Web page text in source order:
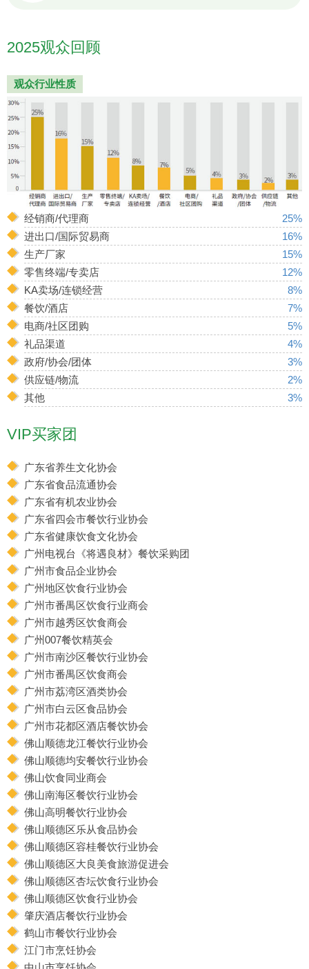
2025观众回顾
观众行业性质
经销商/代理商
25%
进出口/国际贸易商
16%
生产厂家
15%
零售终端/专卖店
12%
KA卖场/连锁经营
8%
餐饮/酒店
7%
电商/社区团购
5%
礼品渠道
4%
政府/协会/团体
3%
供应链/物流
2%
其他
3%
VIP买家团
广东省养生文化协会
广东省食品流通协会
广东省有机农业协会
广东省四会市餐饮行业协会
广东省健康饮食文化协会
广州电视台《将遇良材》餐饮采购团
广州市食品企业协会
广州地区饮食行业协会
广州市番禺区饮食行业商会
广州市越秀区饮食商会
广州007餐饮精英会
广州市南沙区餐饮行业协会
广州市番禺区饮食商会
广州市荔湾区酒类协会
广州市白云区食品协会
广州市花都区酒店餐饮协会
佛山顺德龙江餐饮行业协会
佛山顺德均安餐饮行业协会
佛山饮食同业商会
佛山南海区餐饮行业协会
佛山高明餐饮行业协会
佛山顺德区乐从食品协会
佛山顺德区容桂餐饮行业协会
佛山顺德区大良美食旅游促进会
佛山顺德区杏坛饮食行业协会
佛山顺德区饮食行业协会
肇庆酒店餐饮行业协会
鹤山市餐饮行业协会
江门市烹饪协会